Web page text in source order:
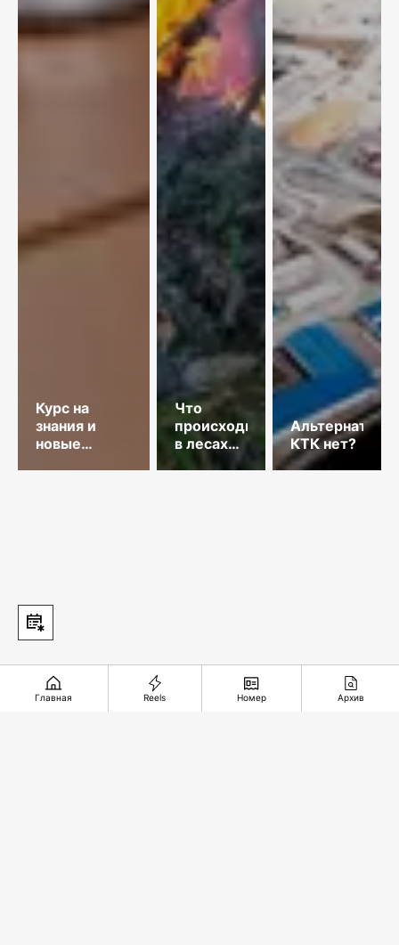
Курс на
знания и
новые
Что
происходит
в лесах
Казахстана
Альтернативы
КТК нет?
Главная Reels Номер Архив